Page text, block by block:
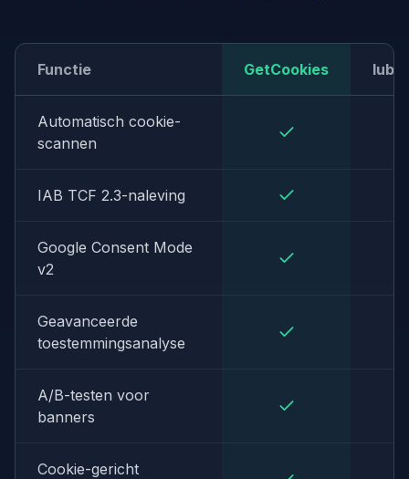
Functie GetCookies
Automatisch cookie-
scannen
IAB TCF 2.3-naleving
Google Consent Mode
v2
Geavanceerde
toestemmingsanalyse
A/B-testen voor
banners
Cookie-gericht